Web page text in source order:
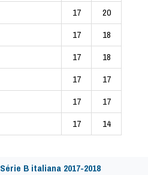
17
20
17
18
17
18
17
17
17
17
17 14
Série B italiana 2017-2018